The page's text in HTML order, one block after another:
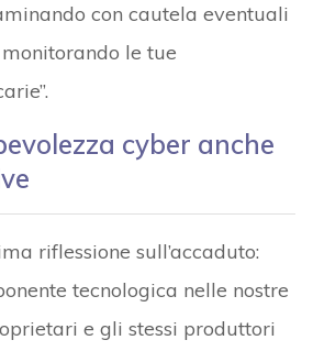
con cautela eventuali
le tue
cyber anche
riflessione sull’accaduto:
tecnologica nelle nostre
e gli stessi produttori